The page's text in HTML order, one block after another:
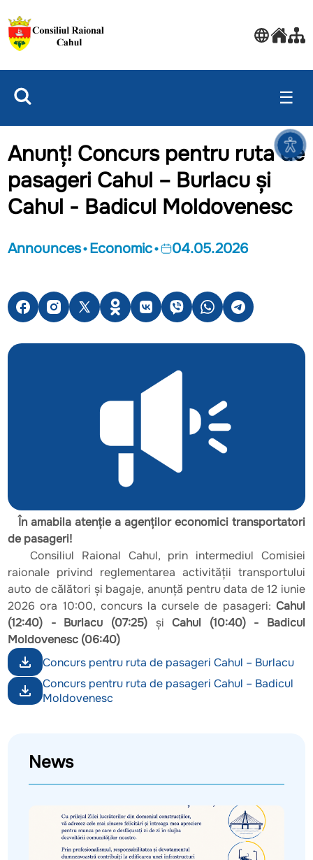
☰
Anunț! Concurs pentru ruta de
pasageri Cahul – Burlacu și
Cahul - Badicul Moldovenesc
Announces Economic 04.05.2026
În amabila atenție а agenților economici transportatori
de pasageri!
Consiliul Raional Саhul, рrin intermediul Comisiei
raionale privind reglementarea activității transportului
auto de călătоri și bagaje, аnunță pentru data de 12 iunie
2026 ora 10:00, соnсurs la cursele de pasageri: Cahul
(12:40) - Burlacu (07:25) șiCahul (10:40) - Badicul
Moldovenesc (06:40)
Concurs pentru ruta de pasageri Cahul – Burlacu
Concurs pentru ruta de pasageri Cahul – Badicul
Moldovenesc
News